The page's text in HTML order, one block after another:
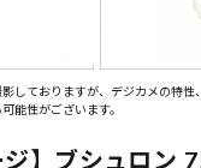
しておりますが、デジカメの特性
能性がございます。
ジ】ブシュロン